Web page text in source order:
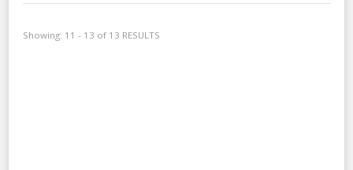
Showing: 11 - 13 of 13 RESULTS